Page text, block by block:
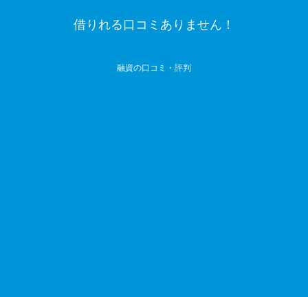
借りれる口コミありません！
融資の口コミ・評判